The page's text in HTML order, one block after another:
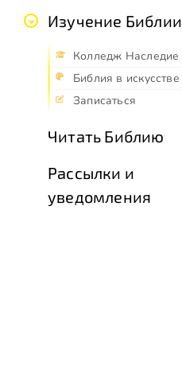
Изучение Библии
Колледж Наследие
Библия в искусстве
Записаться
Читать Библию
Рассылки и
уведомления